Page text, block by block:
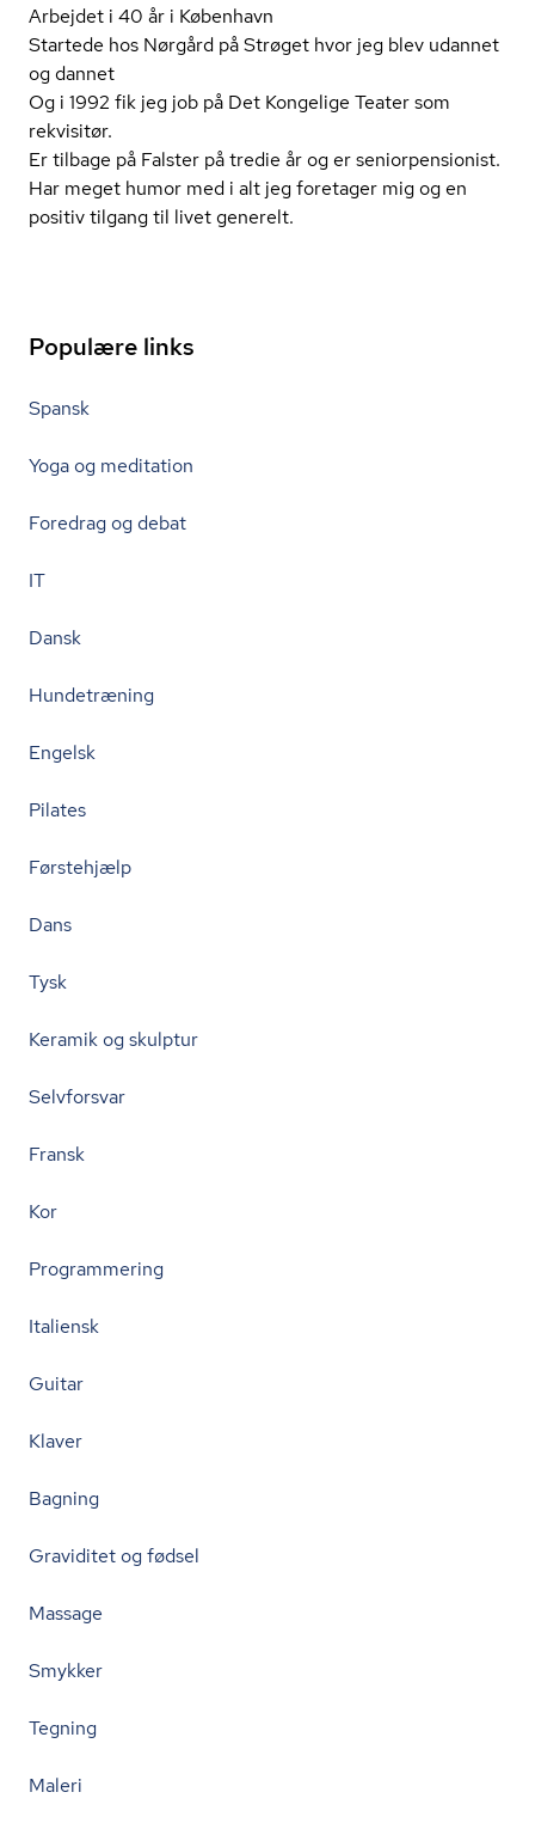
Arbejdet i 40 år i København
Startede hos Nørgård på Strøget hvor jeg blev udannet
og dannet
Og i 1992 fik jeg job på Det Kongelige Teater som
rekvisitør.
Er tilbage på Falster på tredie år og er se­ni­o­r­pen­sio­nist.
Har meget humor med i alt jeg foretager mig og en
positiv tilgang til livet generelt.
Populære links
Spansk
Yoga og meditation
Foredrag og debat
IT
Dansk
Hundetræning
Engelsk
Pilates
Førstehjælp
Dans
Tysk
Keramik og skulptur
Selvforsvar
Fransk
Kor
Programmering
Italiensk
Guitar
Klaver
Bagning
Graviditet og fødsel
Massage
Smykker
Tegning
Maleri